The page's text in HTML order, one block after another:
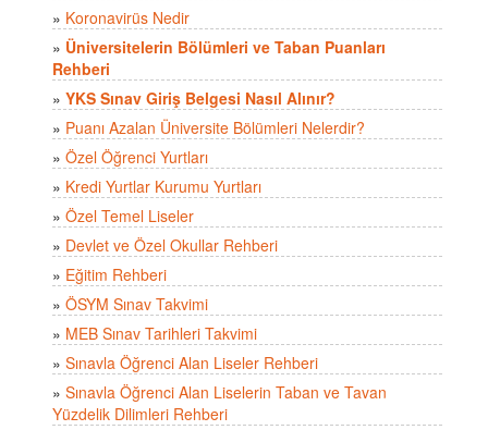
» Koronavirüs Nedir
» Üniversitelerin Bölümleri ve Taban Puanları
Rehberi
» YKS Sınav Giriş Belgesi Nasıl Alınır?
» Puanı Azalan Üniversite Bölümleri Nelerdir?
» Özel Öğrenci Yurtları
» Kredi Yurtlar Kurumu Yurtları
» Özel Temel Liseler
» Devlet ve Özel Okullar Rehberi
» Eğitim Rehberi
» ÖSYM Sınav Takvimi
» MEB Sınav Tarihleri Takvimi
» Sınavla Öğrenci Alan Liseler Rehberi
» Sınavla Öğrenci Alan Liselerin Taban ve Tavan
Yüzdelik Dilimleri Rehberi